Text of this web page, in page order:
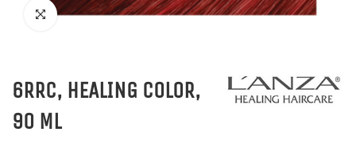
6RRC, HEALING COLOR,
90 ML